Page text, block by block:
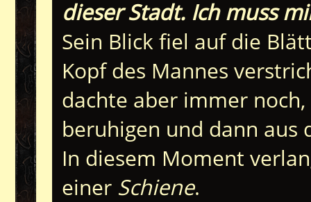
dieser Stadt. Ich muss
Sein Blick fiel auf die
Kopf des Mannes
dachte aber immer
beruhigen und dann aus
In diesem Moment
einer Schiene.